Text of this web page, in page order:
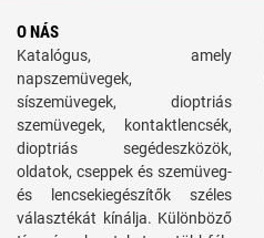
O NÁS
Katalógus, amely
napszemüvegek,
síszemüvegek, dioptriás
szemüvegek, kontaktlencsék,
dioptriás segédeszközök,
oldatok, cseppek és szemüveg-
és lencsekiegészítők széles
választékát kínálja. Különböző